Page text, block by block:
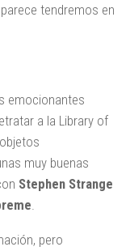
tendremos en
emocionantes
a la Library of
muy buenas
Stephen Strange
.
pero